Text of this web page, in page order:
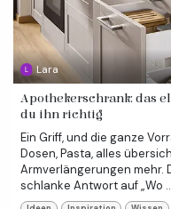
Lara
Apothekerschrank: das
du ihn richtig
Ein Griff, und die ganze
Dosen, Pasta, alles
Armverlängerungen mehr.
schlanke Antwort auf „Wo